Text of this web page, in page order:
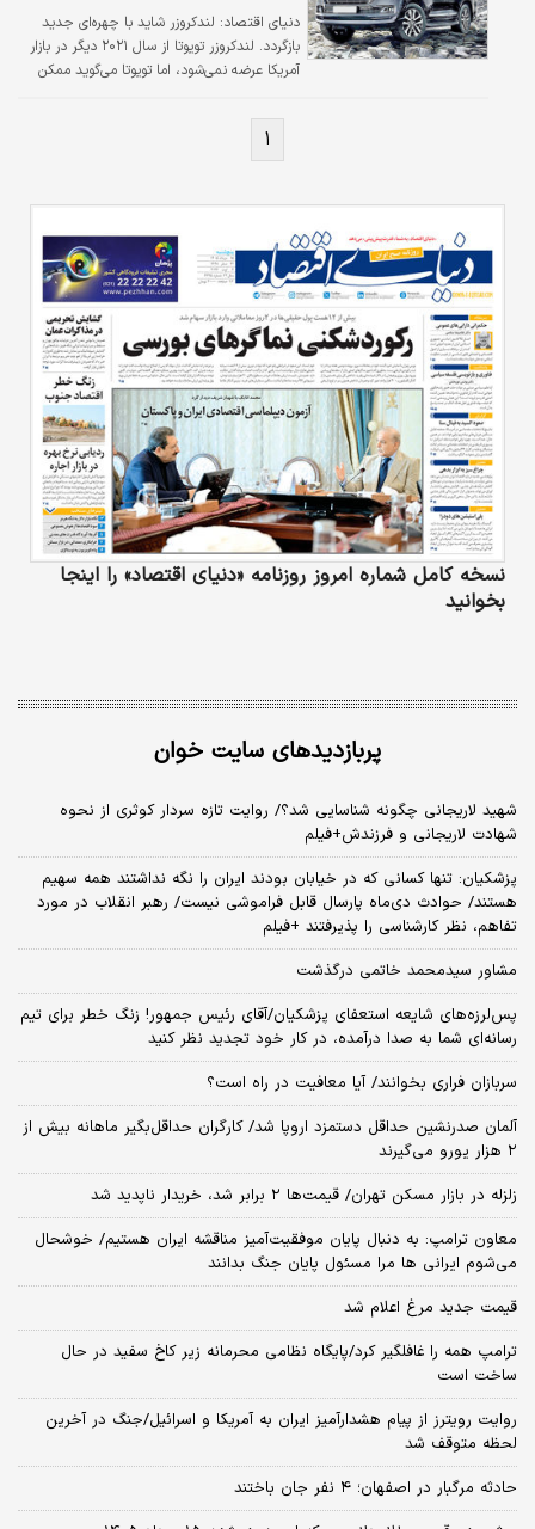
دنیای اقتصاد: لندکروزر شاید با چهره‌ای جدید
بازگردد. لندکروزر تویوتا از سال ۲۰۲۱ دیگر در بازار
آمریکا عرضه نمی‌شود، اما تویوتا می‌گوید ممکن
سال است که تویوتا، لندکروزر را به دنیا معرفی
خیلی بالا است و سن آن هم خیلی بالا رفته، این
شاسی بلند با «بدنه روی فریم» body-on-frame
که شیوه‌ای…
۱
نسخه کامل شماره امروز روزنامه «دنیای‌ اقتصاد» را اینجا
بخوانید
پربازدیدهای سایت خوان
شهید لاریجانی چگونه شناسایی شد؟/ روایت تازه سردار کوثری از نحوه
شهادت لاریجانی و فرزندش+فیلم
پزشکیان: تنها کسانی که در خیابان بودند ایران را نگه نداشتند همه سهیم
هستند/ حوادث دی‌ماه پارسال قابل فراموشی نیست/ رهبر انقلاب در مورد
تفاهم، نظر کارشناسی را پذیرفتند +فیلم
مشاور سیدمحمد خاتمی درگذشت
پس‌لرزه‌های شایعه استعفای پزشکیان/آقای رئیس جمهور! زنگ خطر برای تیم
رسانه‌ای شما به صدا درآمده، در کار خود تجدید نظر کنید
سربازان فراری بخوانند/ آیا معافیت در راه است؟
آلمان صدرنشین حداقل دستمزد اروپا شد/ کارگران حداقل‌بگیر ماهانه بیش از
۲ هزار یورو می‌گیرند
زلزله در بازار مسکن تهران/ قیمت‌ها ۲ برابر شد، خریدار ناپدید شد
معاون ترامپ: به دنبال پایان موفقیت‌آمیز مناقشه ایران هستیم/ خوشحال
می‌شوم ایرانی ها مرا مسئول پایان جنگ بدانند
قیمت جدید مرغ اعلام شد
ترامپ همه را غافلگیر کرد/پایگاه نظامی محرمانه زیر کاخ سفید در حال
ساخت است
روایت رویترز از پیام هشدارآمیز ایران به آمریکا و اسرائیل/جنگ در آخرین
لحظه متوقف شد
حادثه مرگبار در اصفهان؛ ۴ نفر جان باختند